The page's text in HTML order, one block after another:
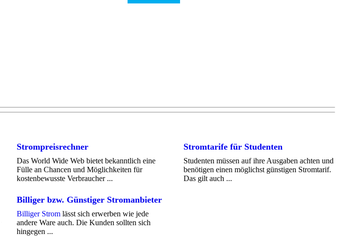
Strompreisrechner
Das World Wide Web bietet bekanntlich eine
Fülle an Chancen und Möglichkeiten für
kostenbewusste Verbraucher ...
Stromtarife für Studenten
Studenten müssen auf ihre Ausgaben achten und
benötigen einen möglichst günstigen Stromtarif.
Das gilt auch ...
Billiger bzw. Günstiger Stromanbieter
Billiger Strom lässt sich erwerben wie jede
andere Ware auch. Die Kunden sollten sich
hingegen ...